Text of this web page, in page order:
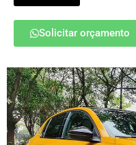
Solicitar orçamento